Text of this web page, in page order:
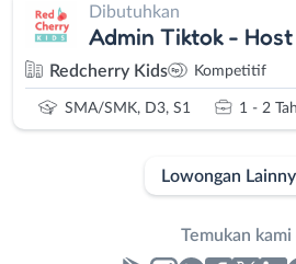
Dibutuhkan
Admin Tiktok -
Redcherry Kids Kompetitif
SMA/SMK, D3, S1 1 - 2
Lowongan
Temukan kami